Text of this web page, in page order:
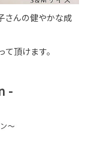
さんの健やかな成
頂けます。
-